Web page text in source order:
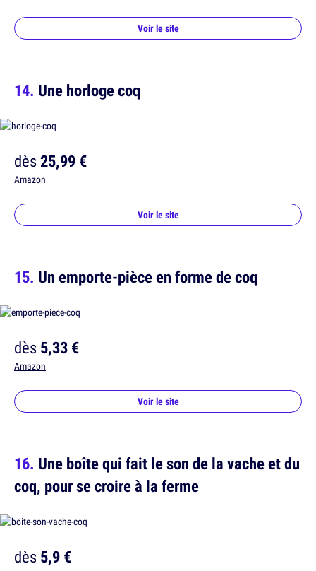
Voir le site
Une horloge coq
dès25,99 €
Amazon
Voir le site
Un emporte-pièce en forme de coq
dès5,33 €
Amazon
Voir le site
Une boîte qui fait le son de la vache et du
coq, pour se croire à la ferme
dès5,9 €